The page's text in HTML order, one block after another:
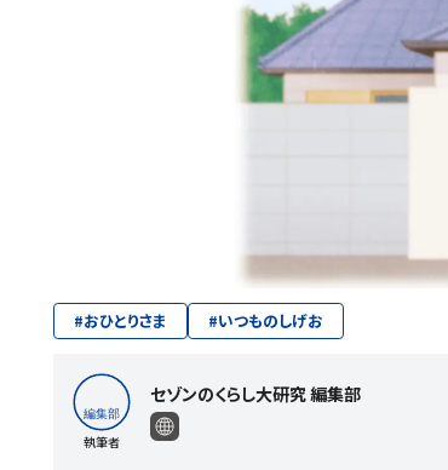
#おひとりさま #いつものしげお
執筆者
セゾンのくらし大研究 編集部